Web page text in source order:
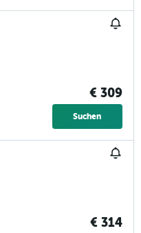
€ 309
Suchen
€ 314